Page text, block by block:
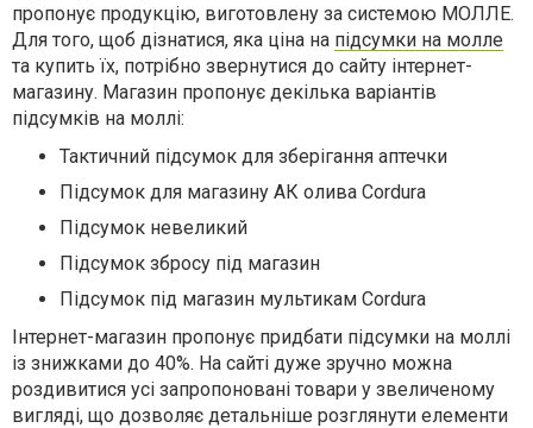
пропонує продукцію, виготовлену за системою МОЛЛЕ.
Для того, щоб дізнатися, яка ціна на підсумки на молле
та купить їх, потрібно звернутися до сайту інтернет-
магазину. Магазин пропонує декілька варіантів
підсумків на моллі:
Тактичний підсумок для зберігання аптечки
Підсумок для магазину АК олива Cordura
Підсумок невеликий
Підсумок збросу під магазин
Підсумок під магазин мультикам Cordura
Інтернет-магазин пропонує придбати підсумки на моллі
із знижками до 40%. На сайті дуже зручно можна
роздивитися усі запропоновані товари у звеличеному
вигляді, що дозволяє детальніше розглянути елементи